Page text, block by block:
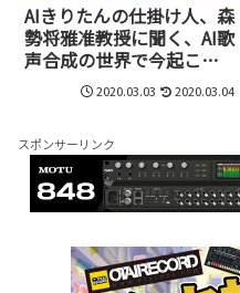
AIきりたんの仕掛け人、森
勢将雅准教授に聞く、AI歌
声合成の世界で今起こっ
ていること2020.03.03 2020.03.04
スポンサーリンク